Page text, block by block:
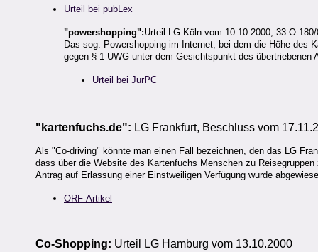
Urteil bei pubLex
"powershopping":Urteil LG Köln vom 10.10.2000, 33 O 180/
Das sog. Powershopping im Internet, bei dem die Höhe des
gegen § 1 UWG unter dem Gesichtspunkt des übertriebenen
Urteil bei JurPC
"kartenfuchs.de": LG Frankfurt, Beschluss vom
Als "Co-driving" könnte man einen Fall bezeichnen, den das LG
dass über die Website des Kartenfuchs Menschen zu
Antrag auf Erlassung einer Einstweiligen Verfügung wurde
ORF-Artikel
Co-Shopping: Urteil LG Hamburg vom 13.10.2000